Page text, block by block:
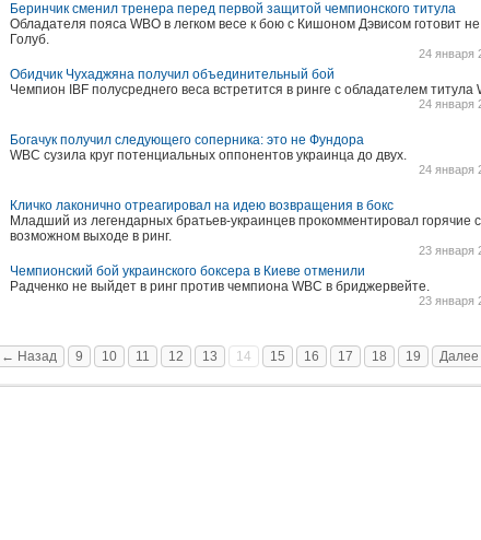
Беринчик сменил тренера перед первой защитой чемпионского титула
Обладателя пояса WBO в легком весе к бою с Кишоном Дэвисом готовит
Голуб.
24 января
Обидчик Чухаджяна получил объединительный бой
Чемпион IBF полусреднего веса встретится в ринге с обладателем титула
24 января
Богачук получил следующего соперника: это не Фундора
WBC сузила круг потенциальных оппонентов украинца до двух.
24 января
Кличко лаконично отреагировал на идею возвращения в бокс
Младший из легендарных братьев-украинцев прокомментировал горячие
возможном выходе в ринг.
23 января
Чемпионский бой украинского боксера в Киеве отменили
Радченко не выйдет в ринг против чемпиона WBC в бриджервейте.
23 января
← Назад 9 10 11 12 13 14 15 16 17 18 19